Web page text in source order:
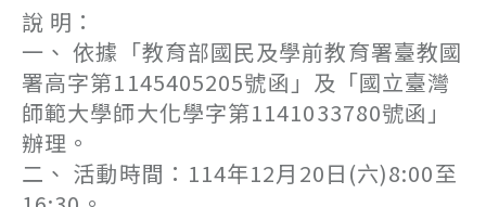
說 明：
一、 依據「教育部國民及學前教育署臺教國
署高字第1145405205號函」及「國立臺灣
師範大學師大化學字第1141033780號函」
辦理。
二、 活動時間：114年12月20日(六)8:00至